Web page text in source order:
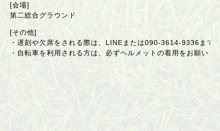
[会場]
第二総合グラウンド
[その他]
・遅刻や欠席をされる際は、LINEまたは090-3614-9336 まで
・自転車を利用される方は、必ずヘルメットの着用をお願いし